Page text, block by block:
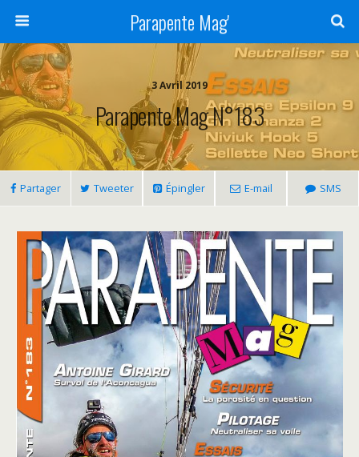
Parapente Mag'
3 Avril 2019
Parapente Mag N°183
Partager Tweeter Épingler E-mail SMS